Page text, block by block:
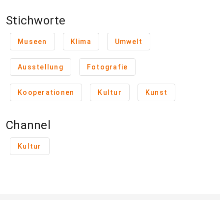
Stichworte
Museen Klima Umwelt
Ausstellung Fotografie
Kooperationen Kultur Kunst
Channel
Kultur